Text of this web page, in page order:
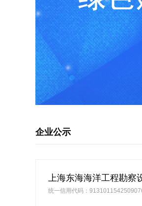
企业公示
上海东海海洋工程勘察
统一信用代码：